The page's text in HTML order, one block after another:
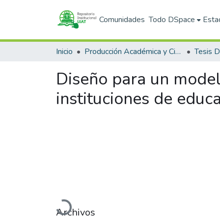
Comunidades Todo DSpace
Inicio Producción Académica y Científica Tesis
Diseño para un
instituciones de
Cargando...
Archivos